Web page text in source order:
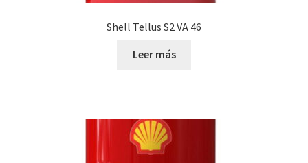
Shell Tellus S2 VA 46
Leer más